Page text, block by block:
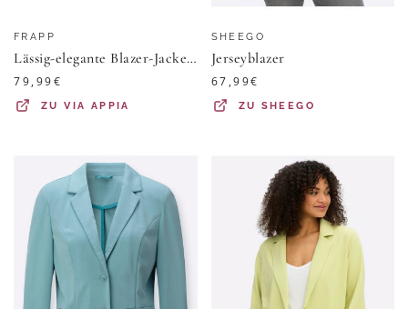
FRAPP
Lässig-elegante Blazer-Jacke mit feinen Längsstreifen
79,99€
ZUVIA APPIA
SHEEGO
Jerseyblazer
67,99€
ZU SHEEGO